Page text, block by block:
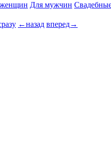
Для мужчин
←назад вперед→